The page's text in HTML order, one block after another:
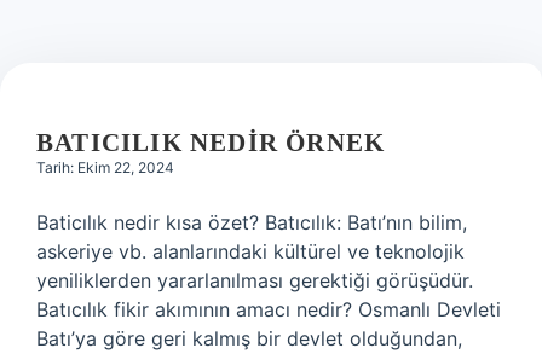
BATICILIK NEDIR ÖRNEK
Tarih: Ekim 22, 2024
Baticılık nedir kısa özet? Batıcılık: Batı’nın bilim,
askeriye vb. alanlarındaki kültürel ve teknolojik
yeniliklerden yararlanılması gerektiği görüşüdür.
Batıcılık fikir akımının amacı nedir? Osmanlı Devleti
Batı’ya göre geri kalmış bir devlet olduğundan,